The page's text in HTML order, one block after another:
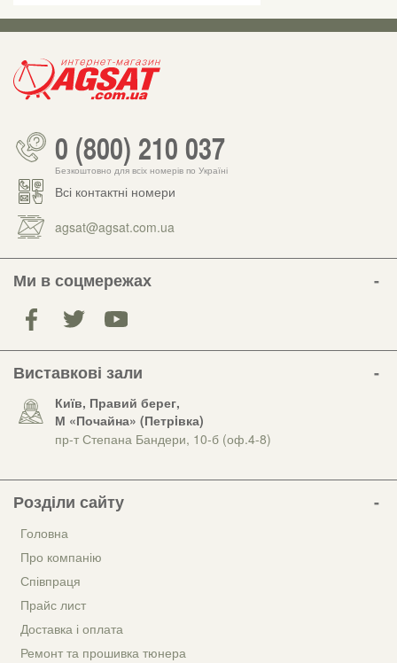
0 (800) 210 037
Безкоштовно для всіх номерів по Україні
Всі контактні номери
agsat@agsat.com.ua
Ми в соцмережах
Виставкові зали
Київ, Правий берег,
М «Почайна» (Петрiвка)
пр-т Степана Бандери, 10-б (оф.4-8)
Розділи сайту
Головна
Про компанію
Співпраця
Прайс лист
Доставка і оплата
Ремонт та прошивка тюнера